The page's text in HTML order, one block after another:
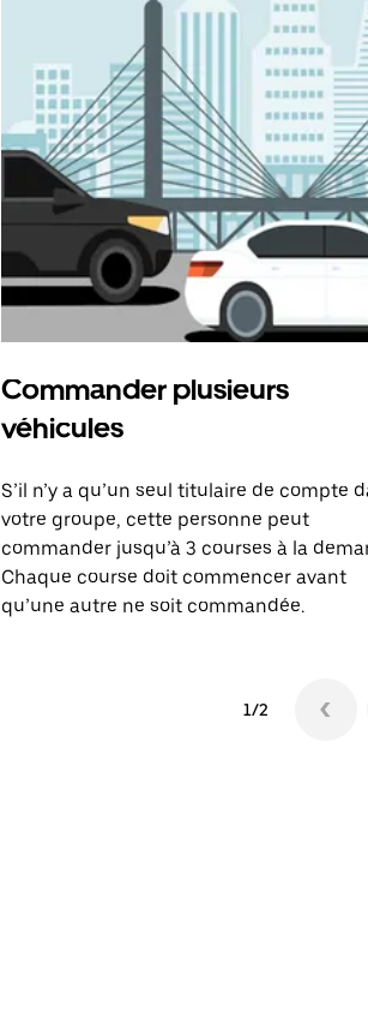
Commander plusieurs
véhicules
S’il n’y a qu’un seul titulaire de compte
votre groupe, cette personne peut
commander jusqu’à 3 courses à la
Chaque course doit commencer avant
qu’une autre ne soit commandée.
1/2